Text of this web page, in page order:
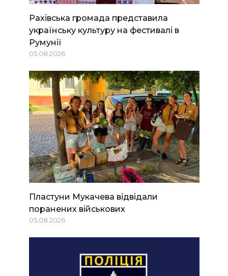
Рахівська громада представила
українську культуру на фестивалі в
Румунії
05.08.2026
Пластуни Мукачева відвідали
поранених військових
05.08.2026